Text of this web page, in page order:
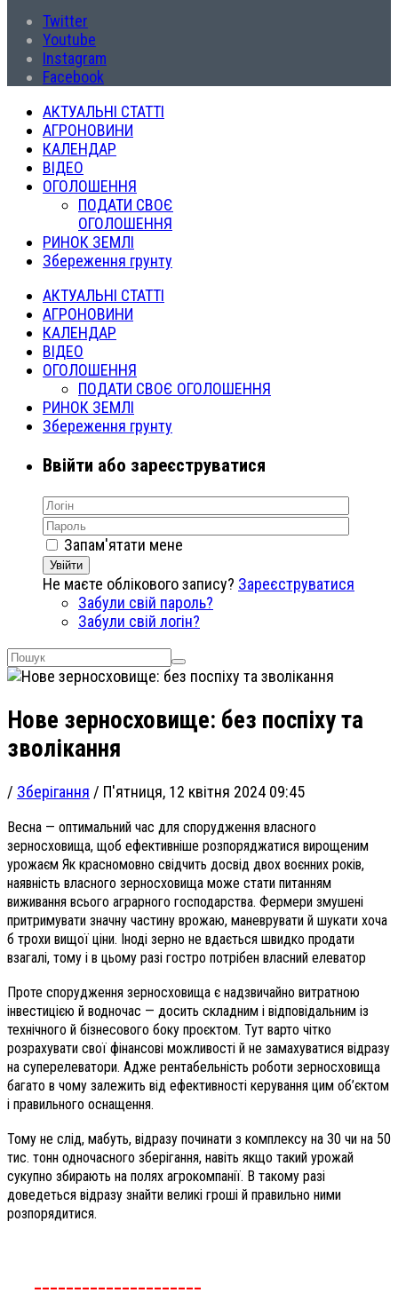
Twitter
Youtube
Instagram
Facebook
АКТУАЛЬНІ СТАТТІ
АГРОНОВИНИ
КАЛЕНДАР
ВІДЕО
ОГОЛОШЕННЯ
ПОДАТИ СВОЄ
ОГОЛОШЕННЯ
РИНОК ЗЕМЛІ
Збереження грунту
АКТУАЛЬНІ СТАТТІ
АГРОНОВИНИ
КАЛЕНДАР
ВІДЕО
ОГОЛОШЕННЯ
ПОДАТИ СВОЄ ОГОЛОШЕННЯ
РИНОК ЗЕМЛІ
Збереження грунту
Ввійти або зареєструватися
Запам'ятати мене
Увійти
Не маєте облікового запису? Зареєструватися
Забули свій пароль?
Забули свій логін?
Нове зерносховище: без поспіху та
зволікання
/ Зберігання / П'ятниця, 12 квітня 2024 09:45
Весна — оптимальний час для спорудження власного
зерносховища, щоб ефективніше розпоряджатися вирощеним
урожаєм Як красномовно свідчить досвід двох воєнних років,
наявність власного зерносховища може стати питанням
виживання всього аграрного господарства. Фермери змушені
притримувати значну частину врожаю, маневрувати й шукати хоча
б трохи вищої ціни. Іноді зерно не вдається швидко продати
взагалі, тому і в цьому разі гостро потрібен власний елеватор
Проте спорудження зерносховища є надзвичайно витратною
інвестицією й водночас — досить складним і відповідальним із
технічного й бізнесового боку проєктом. Тут варто чітко
розрахувати свої фінансові можливості й не замахуватися відразу
на суперелеватори. Адже рентабельність роботи зерносховища
багато в чому залежить від ефективності керування цим об’єктом
і правильного оснащення.
Тому не слід, мабуть, відразу починати з комплексу на 30 чи на 50
тис. тонн одночасного зберігання, навіть якщо такий урожай
сукупно збирають на полях агрокомпанії. В такому разі
доведеться відразу знайти великі гроші й правильно ними
розпорядитися.
_____________________